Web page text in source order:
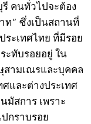
รี คนทั่วไปจะต้อง
ท” ซึ่งเป็นสถานที่
ระเทศไทย ที่มีรอย
ะทับรอยอยู่ ใน
สามเณรและบุคคล
และต่างประเทศ
มัสการ เพราะ
กราบรอย